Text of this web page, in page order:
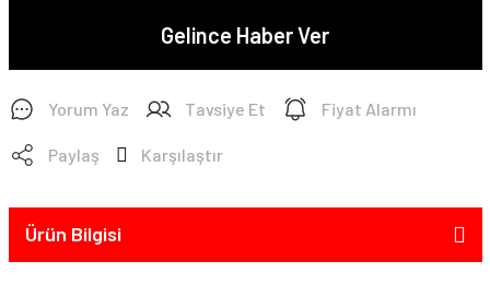
Gelince Haber Ver
Yorum Yaz Tavsiye Et Fiyat Alarmı
Paylaş Karşılaştır
Ürün Bilgisi